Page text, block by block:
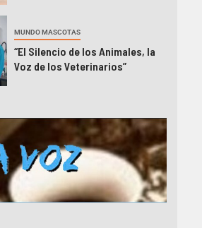
MUNDO MASCOTAS
“El Silencio de los Animales, la
Voz de los Veterinarios”